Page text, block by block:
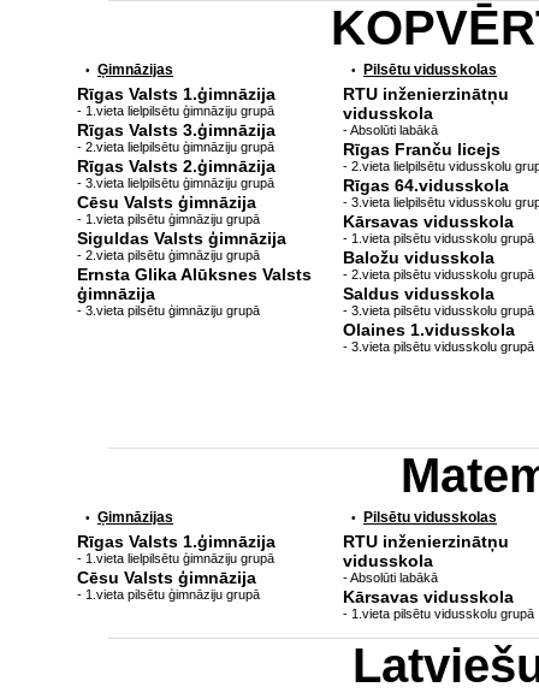
• Ģimnāzijas
Rīgas Valsts 1.ģimnāzija
- 1.vieta lielpilsētu ģimnāziju grupā
Rīgas Valsts 3.ģimnāzija
- 2.vieta lielpilsētu ģimnāziju grupā
Rīgas Valsts 2.ģimnāzija
- 3.vieta lielpilsētu ģimnāziju grupā
Cēsu Valsts ģimnāzija
- 1.vieta pilsētu ģimnāziju grupā
Siguldas Valsts ģimnāzija
- 2.vieta pilsētu ģimnāziju grupā
Ernsta Glika Alūksnes Valsts
ģimnāzija
- 3.vieta pilsētu ģimnāziju grupā
• Pilsētu vidusskolas
RTU inženierzinātņu
vidusskola
- Absolūti labākā
Rīgas Franču licejs
- 2.vieta lielpilsētu vidusskolu
Rīgas 64.vidusskola
- 3.vieta lielpilsētu vidusskolu
Kārsavas vidusskola
- 1.vieta pilsētu vidusskolu grupā
Baložu vidusskola
- 2.vieta pilsētu vidusskolu grupā
Saldus vidusskola
- 3.vieta pilsētu vidusskolu grupā
Olaines 1.vidusskola
- 3.vieta pilsētu vidusskolu grupā
• Ģimnāzijas
Rīgas Valsts 1.ģimnāzija
- 1.vieta lielpilsētu ģimnāziju grupā
Cēsu Valsts ģimnāzija
- 1.vieta pilsētu ģimnāziju grupā
• Pilsētu vidusskolas
RTU inženierzinātņu
vidusskola
- Absolūti labākā
Kārsavas vidusskola
- 1.vieta pilsētu vidusskolu grupā